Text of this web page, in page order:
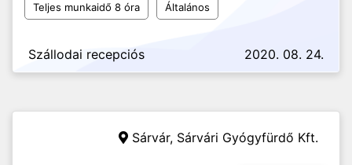
Teljes munkaidő 8 óra Általános
Szállodai recepciós 2020. 08. 24.
Sárvár, Sárvári Gyógyfürdő Kft.